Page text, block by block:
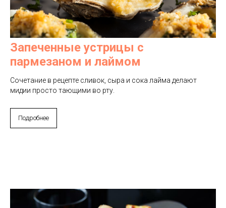
Запеченные устрицы с
пармезаном и лаймом
Сочетание в рецепте сливок, сыра и сока лайма делают
мидии просто тающими во рту.
Подробнее